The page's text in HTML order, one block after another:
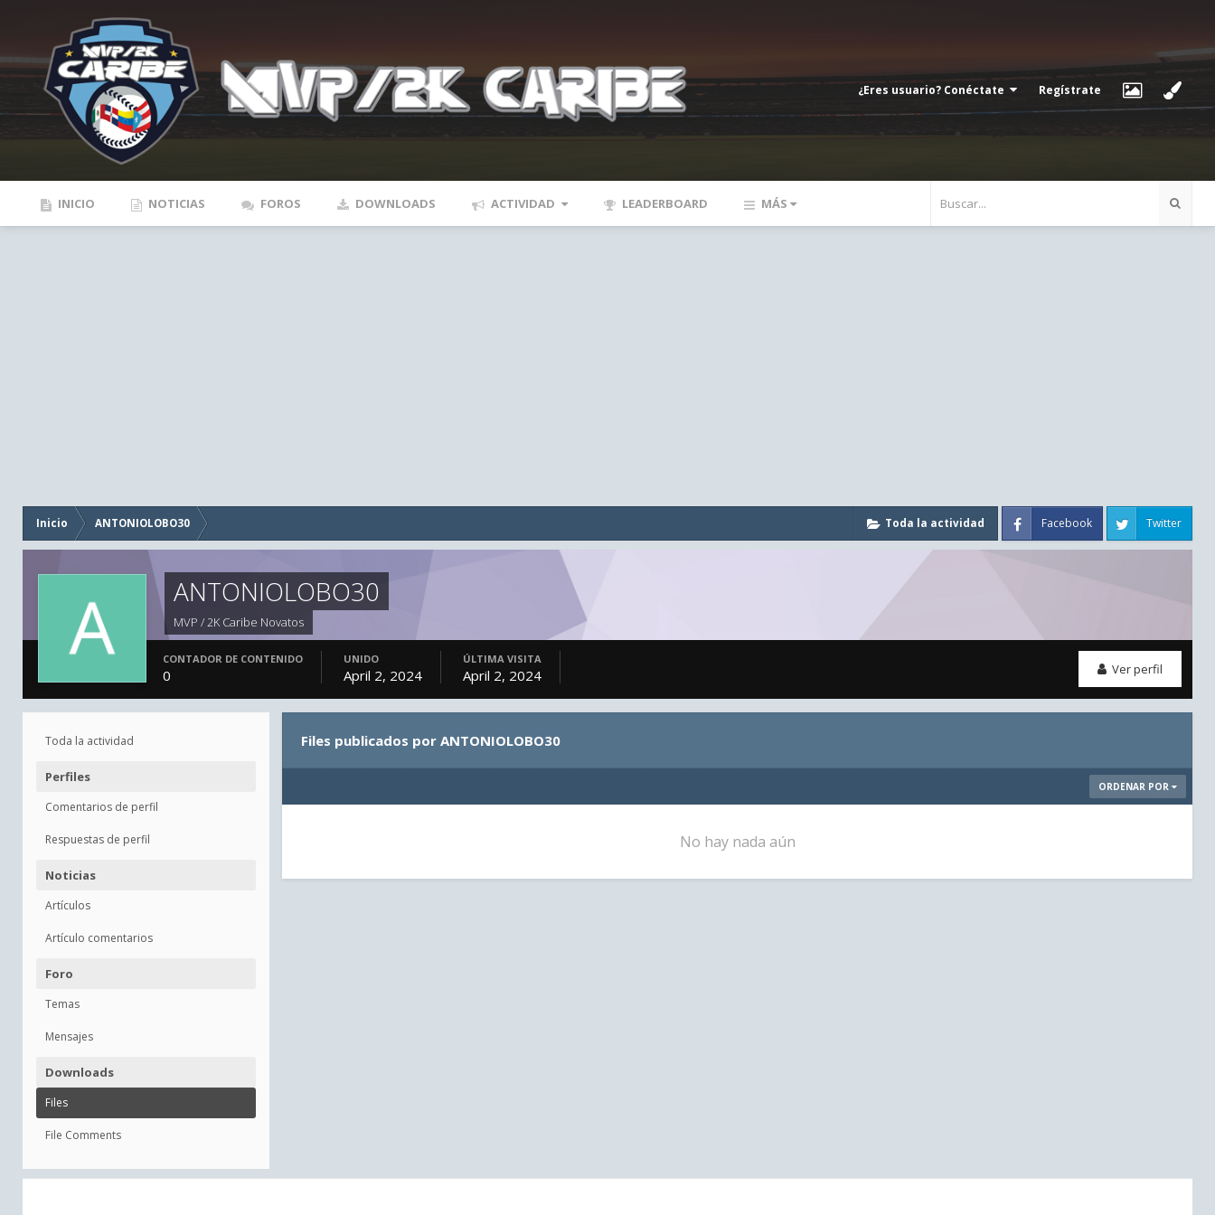
¿Eres usuario? Conéctate Regístrate
INICIO NOTICIAS FOROS DOWNLOADS ACTIVIDAD LEADERBOARD MÁS
Toda la actividad
Inicio ANTONIOLOBO30 Facebook Twitter
ANTONIOLOBO30
MVP / 2K Caribe Novatos
Ver perfil
CONTADOR DE CONTENIDO
0
UNIDO
April 2, 2024
ÚLTIMA VISITA
April 2, 2024
Toda la actividad
Perfiles
Comentarios de perfil
Respuestas de perfil
Noticias
Artículos
Artículo comentarios
Foro
Temas
Mensajes
Downloads
Files
File Comments
Files publicados por ANTONIOLOBO30
ORDENAR POR
No hay nada aún